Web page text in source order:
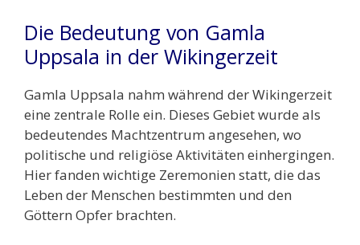
Die Bedeutung von Gamla
Uppsala in der Wikingerzeit
Gamla Uppsala nahm während der Wikingerzeit
eine zentrale Rolle ein. Dieses Gebiet wurde als
bedeutendes Machtzentrum angesehen, wo
politische und religiöse Aktivitäten einhergingen.
Hier fanden wichtige Zeremonien statt, die das
Leben der Menschen bestimmten und den
Göttern Opfer brachten.